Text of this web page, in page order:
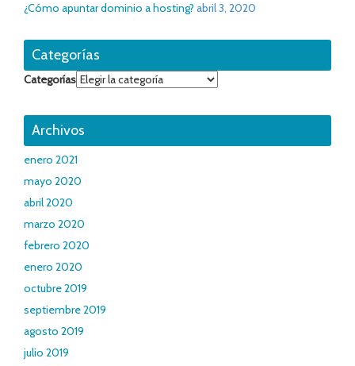
¿Cómo apuntar dominio a hosting? abril 3, 2020
Categorías
Categorías
Archivos
enero 2021
mayo 2020
abril 2020
marzo 2020
febrero 2020
enero 2020
octubre 2019
septiembre 2019
agosto 2019
julio 2019